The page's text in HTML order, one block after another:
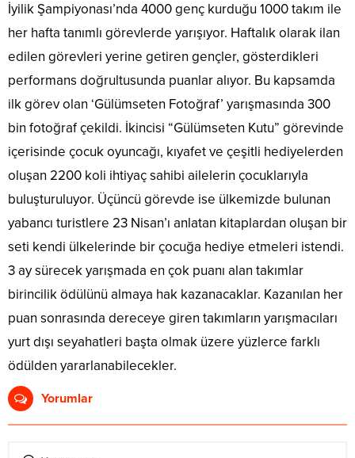
İyilik Şampiyonası’nda 4000 genç kurduğu 1000 takım ile
her hafta tanımlı görevlerde yarışıyor. Haftalık olarak ilan
edilen görevleri yerine getiren gençler, gösterdikleri
performans doğrultusunda puanlar alıyor. Bu kapsamda
ilk görev olan ‘Gülümseten Fotoğraf’ yarışmasında 300
bin fotoğraf çekildi. İkincisi “Gülümseten Kutu” görevinde
içerisinde çocuk oyuncağı, kıyafet ve çeşitli hediyelerden
oluşan 2200 koli ihtiyaç sahibi ailelerin çocuklarıyla
buluşturuluyor. Üçüncü görevde ise ülkemizde bulunan
yabancı turistlere 23 Nisan’ı anlatan kitaplardan oluşan bir
seti kendi ülkelerinde bir çocuğa hediye etmeleri istendi.
3 ay sürecek yarışmada en çok puanı alan takımlar
birincilik ödülünü almaya hak kazanacaklar. Kazanılan her
puan sonrasında dereceye giren takımların yarışmacıları
yurt dışı seyahatleri başta olmak üzere yüzlerce farklı
ödülden yararlanabilecekler.
Yorumlar